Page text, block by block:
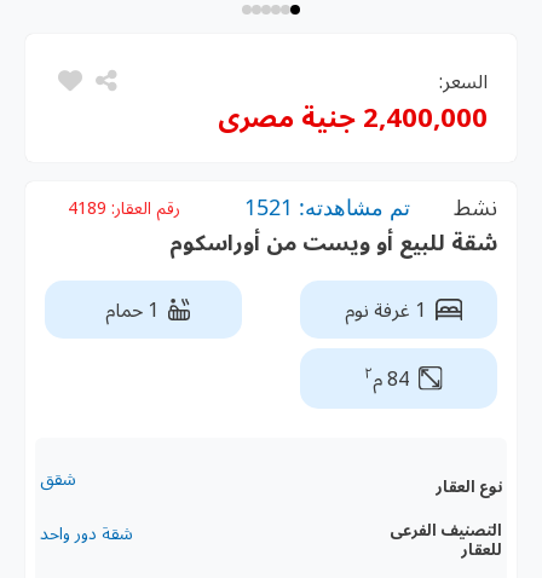
السعر:
2,400,000 جنية مصرى
نشط تم مشاهدته: 1521 رقم العقار: 4189
شقة للبيع أو ويست من أوراسكوم
1 غرفة نوم 1 حمام
84 م ٢
نوع العقار شقق
التصنيف الفرعى
للعقار
شقة دور واحد